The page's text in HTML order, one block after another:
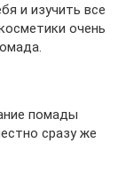
и изучить все
очень
помады
сразу же